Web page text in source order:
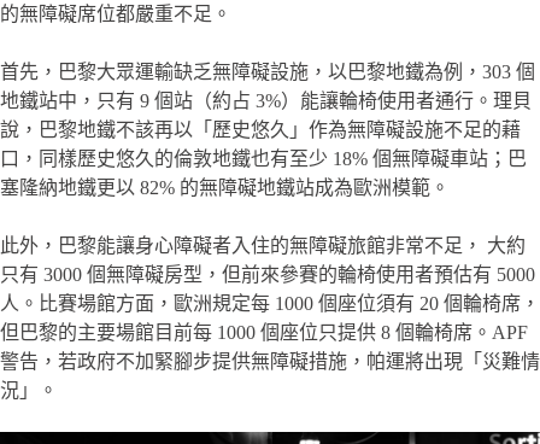
的無障礙席位都嚴重不足。
首先，巴黎大眾運輸缺乏無障礙設施，以巴黎地鐵為例，303 個
地鐵站中，只有 9 個站（約占 3%）能讓輪椅使用者通行。理貝
說，巴黎地鐵不該再以「歷史悠久」作為無障礙設施不足的藉
口，同樣歷史悠久的倫敦地鐵也有至少 18% 個無障礙車站；巴
塞隆納地鐵更以 82% 的無障礙地鐵站成為歐洲模範。
此外，巴黎能讓身心障礙者入住的無障礙旅館非常不足， 大約
只有 3000 個無障礙房型，但前來參賽的輪椅使用者預估有 5000
人。比賽場館方面，歐洲規定每 1000 個座位須有 20 個輪椅席，
但巴黎的主要場館目前每 1000 個座位只提供 8 個輪椅席。APF
警告，若政府不加緊腳步提供無障礙措施，帕運將出現「災難情
況」。